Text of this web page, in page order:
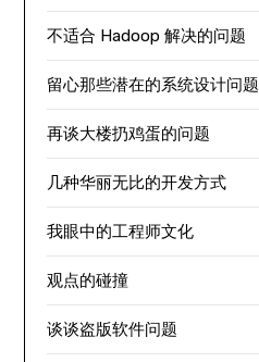
不适合 Hadoop 解决的问题
留心那些潜在的系统设计问题
再谈大楼扔鸡蛋的问题
几种华丽无比的开发方式
我眼中的工程师文化
观点的碰撞
谈谈盗版软件问题